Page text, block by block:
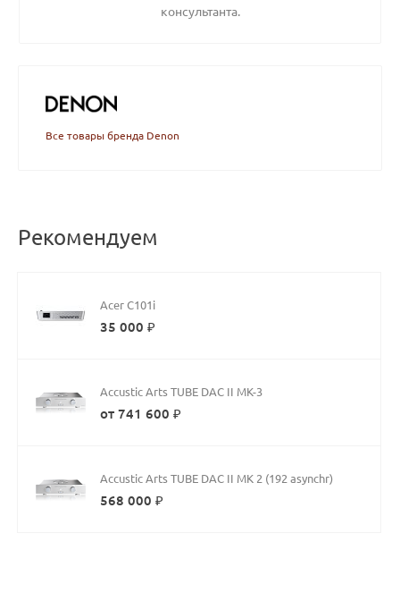
консультанта.
Все товары бренда Denon
Рекомендуем
Acer C101i
35 000 ₽
Accustic Arts TUBE DAC II MK-3
от 741 600 ₽
Accustic Arts TUBE DAC II MK 2 (192 asynchr)
568 000 ₽